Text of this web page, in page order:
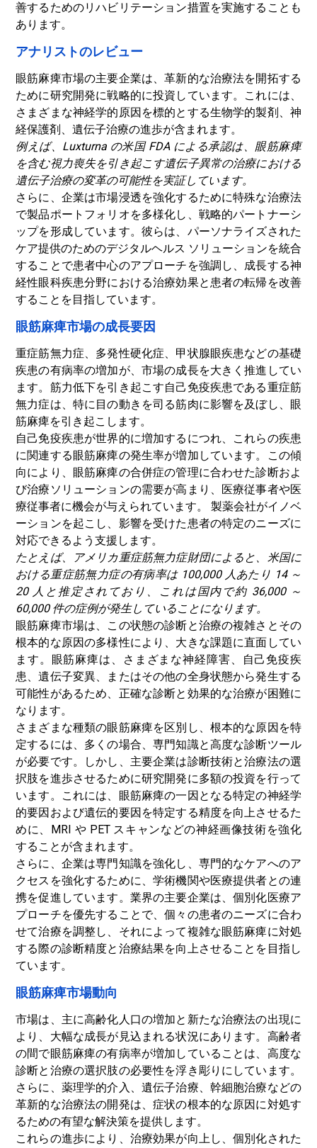
善するためのリハビリテーション措置を実施することも
あります。
アナリストのレビュー
眼筋麻痺市場の主要企業は、革新的な治療法を開拓する
ために研究開発に戦略的に投資しています。これには、
さまざまな神経学的原因を標的とする生物学的製剤、神
経保護剤、遺伝子治療の進歩が含まれます。
例えば、Luxturna の米国 FDA による承認は、眼筋麻痺
を含む視力喪失を引き起こす遺伝子異常の治療における
遺伝子治療の変革の可能性を実証しています。
さらに、企業は市場浸透を強化するために特殊な治療法
で製品ポートフォリオを多様化し、戦略的パートナーシ
ップを形成しています。彼らは、パーソナライズされた
ケア提供のためのデジタルヘルス ソリューションを統合
することで患者中心のアプローチを強調し、成長する神
経性眼科疾患分野における治療効果と患者の転帰を改善
することを目指しています。
眼筋麻痺市場の成長要因
重症筋無力症、多発性硬化症、甲状腺眼疾患などの基礎
疾患の有病率の増加が、市場の成長を大きく推進してい
ます。筋力低下を引き起こす自己免疫疾患である重症筋
無力症は、特に目の動きを司る筋肉に影響を及ぼし、眼
筋麻痺を引き起こします。
自己免疫疾患が世界的に増加するにつれ、これらの疾患
に関連する眼筋麻痺の発生率が増加しています。この傾
向により、眼筋麻痺の合併症の管理に合わせた診断およ
び治療ソリューションの需要が高まり、医療従事者や医
療従事者に機会が与えられています。
製薬会社がイノベ
ーションを起こし、影響を受けた患者の特定のニーズに
対応できるよう支援します。
たとえば、アメリカ重症筋無力症財団によると、米国に
おける重症筋無力症の有病率は 100,000 人あたり 14 ～
20 人と推定されており、これは国内で約 36,000 ～
60,000 件の症例が発生していることになります。
眼筋麻痺市場は、この状態の診断と治療の複雑さとその
根本的な原因の多様性により、大きな課題に直面してい
ます。眼筋麻痺は、さまざまな神経障害、自己免疫疾
患、遺伝子変異、またはその他の全身状態から発生する
可能性があるため、正確な診断と効果的な治療が困難に
なります。
さまざまな種類の眼筋麻痺を区別し、根本的な原因を特
定するには、多くの場合、専門知識と高度な診断ツール
が必要です。しかし、主要企業は診断技術と治療法の選
択肢を進歩させるために研究開発に多額の投資を行って
います。これには、眼筋麻痺の一因となる特定の神経学
的要因および遺伝的要因を特定する精度を向上させるた
めに、MRI や PET スキャンなどの神経画像技術を強化
することが含まれます。
さらに、企業は専門知識を強化し、専門的なケアへのア
クセスを強化するために、学術機関や医療提供者との連
携を促進しています。業界の主要企業は、個別化医療ア
プローチを優先することで、個々の患者のニーズに合わ
せて治療を調整し、それによって複雑な眼筋麻痺に対処
する際の診断精度と治療結果を向上させることを目指し
ています。
眼筋麻痺市場動向
市場は、主に高齢化人口の増加と新たな治療法の出現に
より、大幅な成長が見込まれる状況にあります。高齢者
の間で眼筋麻痺の有病率が増加していることは、高度な
診断と治療の選択肢の必要性を浮き彫りにしています。
さらに、薬理学的介入、遺伝子治療、幹細胞治療などの
革新的な治療法の開発は、症状の根本的な原因に対処す
るための有望な解決策を提供します。
これらの進歩により、治療効果が向上し、個別化された